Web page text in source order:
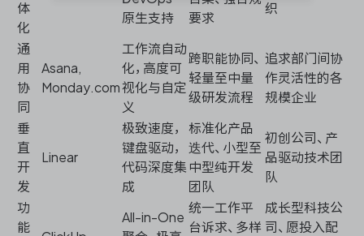
体
化
原生支持
要求
织
通
用
协
同
Asana,
Monday.com
工作流自动
化，高度可
视化与自定
义
跨职能协同、
轻量至中量
级研发流程
追求部门间协
作灵活性的各
规模企业
垂
直
开
发
Linear
极致速度，
键盘驱动，
代码深度集
成
标准化产品
迭代、小型至
中型纯开发
团队
初创公司、产
品驱动技术团
队
功
能
All-in-One
统一工作平
台诉求、多样
成长型科技公
司、愿投入配